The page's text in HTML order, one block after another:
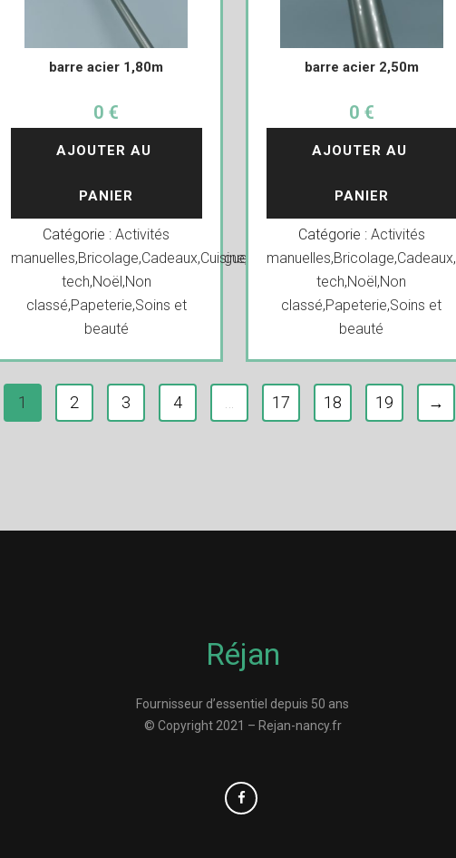
Decoration,Déguisements,Divers,Droguerie Fête,High
barre acier 1,80m
0 €
AJOUTER AU
PANIER
Catégorie :Activités
manuelles,Bricolage,Cadeaux,Cuisine, Decoration,Déguisements,Divers,
tech,Noël,Non
classé,Papeterie,Soins et
beauté
barre acier 2,50m
0 €
AJOUTER AU
PANIER
Catégorie : Activités
manuelles,Bricolage,Cadeaux,
tech,Noël,Non
classé,Papeterie,Soins et
beauté
1 2 3 4 17 18 19 →
Réjan
Fournisseur d’essentiel depuis 50 ans
© Copyright 2021 – Rejan-nancy.fr